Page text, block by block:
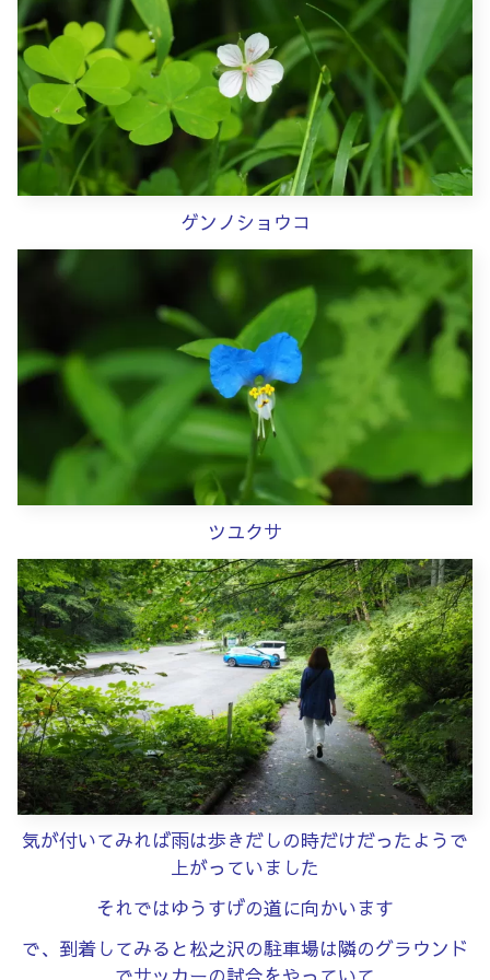
ゲンノショウコ
ツユクサ
気が付いてみれば雨は歩きだしの時だけだったようで
上がっていました
それではゆうすげの道に向かいます
で、到着してみると松之沢の駐車場は隣のグラウンド